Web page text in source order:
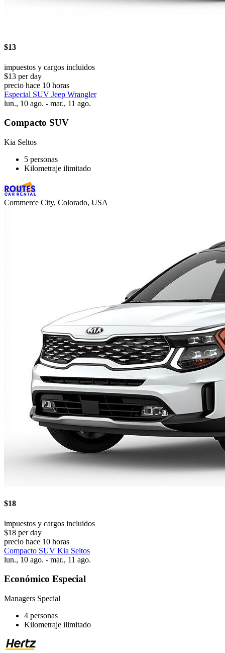
$13
impuestos y cargos incluidos
$13 per day
precio hace 10 horas
Especial SUV Jeep Wrangler
lun., 10 ago. - mar., 11 ago.
Compacto SUV
Kia Seltos
5 personas
Kilometraje ilimitado
Commerce City, Colorado, USA
$18
impuestos y cargos incluidos
$18 per day
precio hace 10 horas
Compacto SUV Kia Seltos
lun., 10 ago. - mar., 11 ago.
Económico Especial
Managers Special
4 personas
Kilometraje ilimitado